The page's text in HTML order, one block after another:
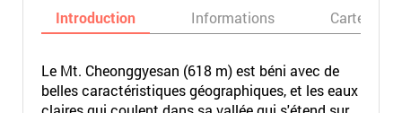
Introduction Informations Carte
Le Mt. Cheonggyesan (618 m) est béni avec de
belles caractéristiques géographiques, et les eaux